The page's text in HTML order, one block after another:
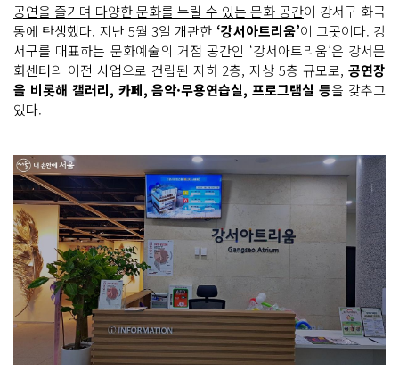
공연을 즐기며 다양한 문화를 누릴 수 있는 문화 공간이 강서구 화곡
동에 탄생했다. 지난 5월 3일 개관한 ‘강서아트리움’이 그곳이다. 강
서구를 대표하는 문화예술의 거점 공간인 ‘강서아트리움’은 강서문
화센터의 이전 사업으로 건립된 지하 2층, 지상 5층 규모로, 공연장
을 비롯해 갤러리, 카페, 음악·무용연습실, 프로그램실 등을 갖추고
있다.